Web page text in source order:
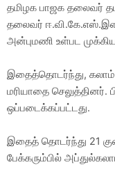
தமிழக பாஜக தலைவர்
தலைவர்
அன்புமணி உள்பட
இதைத்தொடர்ந்து, கலாம்
மரியாதை செலுத்தினர்.
ஒப்படைக்கப்பட்டது.
இதைத் தொடர்ந்து 21
பேக்கரும்பில்